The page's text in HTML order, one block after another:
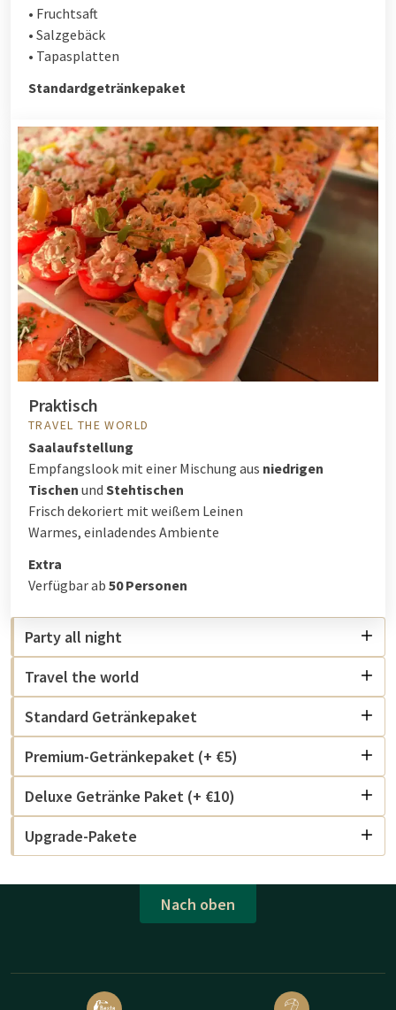
• Fruchtsaft
• Salzgebäck
• Tapasplatten
Standardgetränkepaket
Praktisch
TRAVEL THE WORLD
Saalaufstellung
Empfangslook mit einer Mischung aus niedrigen
Tischen und Stehtischen
Frisch dekoriert mit weißem Leinen
Warmes, einladendes Ambiente
Extra
Verfügbar ab 50 Personen
Party all night
Travel the world
Standard Getränkepaket
Premium-Getränkepaket (+ €5)
Deluxe Getränke Paket (+ €10)
Upgrade-Pakete
Nach oben